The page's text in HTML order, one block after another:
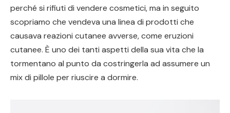
perché si rifiuti di vendere cosmetici, ma in seguito
scopriamo che vendeva una linea di prodotti che
causava reazioni cutanee avverse, come eruzioni
cutanee. È uno dei tanti aspetti della sua vita che la
tormentano al punto da costringerla ad assumere un
mix di pillole per riuscire a dormire.